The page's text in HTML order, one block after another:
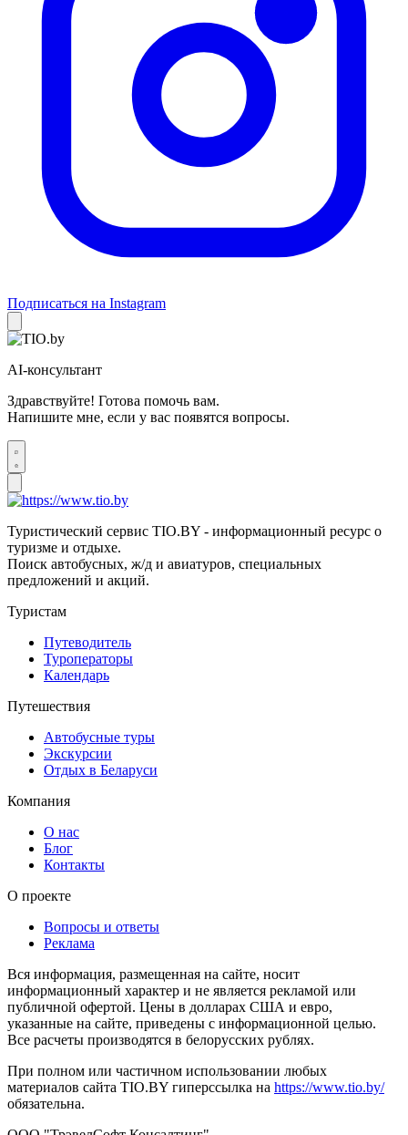
Подписаться на Instagram
AI-консультант
Здравствуйте! Готова помочь вам.
Напишите мне, если у вас появятся вопросы.
Туристический сервис TIO.BY - информационный ресурс о
туризме и отдыхе.
Поиск автобусных, ж/д и авиатуров, специальных
предложений и акций.
Туристам
Путеводитель
Туроператоры
Календарь
Путешествия
Автобусные туры
Экскурсии
Отдых в Беларуси
Компания
О нас
Блог
Контакты
О проекте
Вопросы и ответы
Реклама
Вся информация, размещенная на сайте, носит
информационный характер и не является рекламой или
публичной офертой. Цены в долларах США и евро,
указанные на сайте, приведены с информационной целью.
Все расчеты производятся в белорусских рублях.
При полном или частичном использовании любых
материалов сайта TIO.BY гиперссылка на https://www.tio.by/
обязательна.